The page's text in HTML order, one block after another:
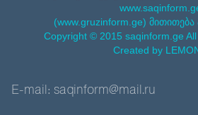
(www.gruzinform.ge)
Copyright © 2015 saqinform.ge All
Created by
E-mail: saqinform@mail.ru